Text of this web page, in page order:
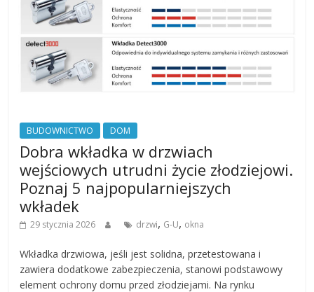
BUDOWNICTWO DOM
Dobra wkładka w drzwiach
wejściowych utrudni życie złodziejowi.
Poznaj 5 najpopularniejszych
wkładek
29 stycznia 2026 drzwi, G-U, okna
Wkładka drzwiowa, jeśli jest solidna, przetestowana i
zawiera dodatkowe zabezpieczenia, stanowi podstawowy
element ochrony domu przed złodziejami. Na rynku